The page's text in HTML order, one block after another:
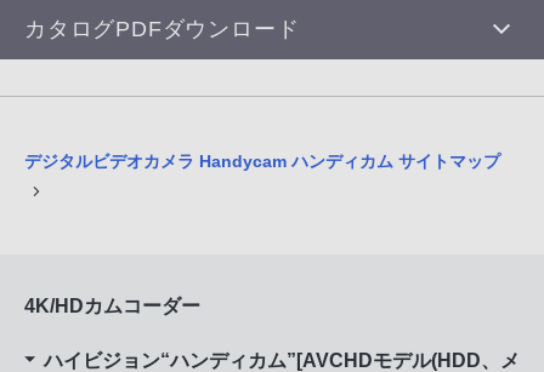
カタログPDFダウンロード
デジタルビデオカメラ Handycam ハンディカム サイトマップ
4K/HDカムコーダー
ハイビジョン“ハンディカム”[AVCHDモデル(HDD、メ